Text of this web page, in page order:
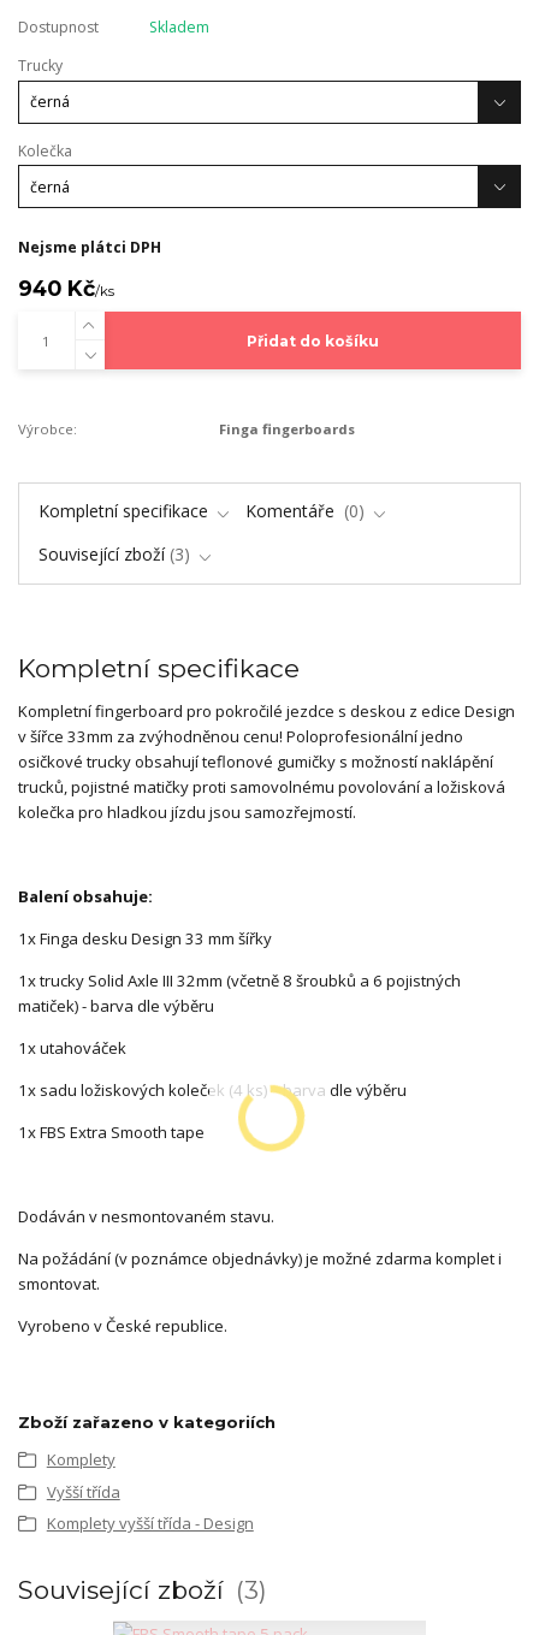
Dostupnost
Skladem
Trucky
Kolečka
Nejsme plátci DPH
940 Kč/ks
Přidat do košíku
Výrobce: Finga fingerboards
Kompletní specifikace Komentáře
0
Související zboží 3
Kompletní specifikace
Kompletní fingerboard pro pokročilé jezdce s deskou z edice Design
v šířce 33mm za zvýhodněnou cenu! Poloprofesionální jedno
osičkové trucky obsahují teflonové gumičky s možností naklápění
trucků, pojistné matičky proti samovolnému povolování a ložisková
kolečka pro hladkou jízdu jsou samozřejmostí.
Balení obsahuje:
1x Finga desku Design 33 mm šířky
1x trucky Solid Axle III 32mm (včetně 8 šroubků a 6 pojistných
matiček) - barva dle výběru
1x utahováček
1x sadu ložiskových koleček (4 ks) - barva dle výběru
1x FBS Extra Smooth tape
Dodáván v nesmontovaném stavu.
Na požádání (v poznámce objednávky) je možné zdarma komplet i
smontovat.
Vyrobeno v České republice.
Zboží zařazeno v kategoriích
Komplety
Vyšší třída
Komplety vyšší třída - Design
Související zboží 3